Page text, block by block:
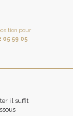
pour
05 59 05
il suffit